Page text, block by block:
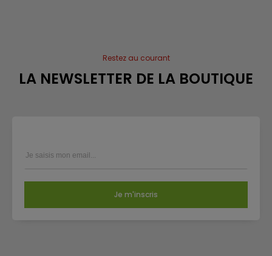
Restez au courant
LA NEWSLETTER DE LA BOUTIQUE
Je m'inscris